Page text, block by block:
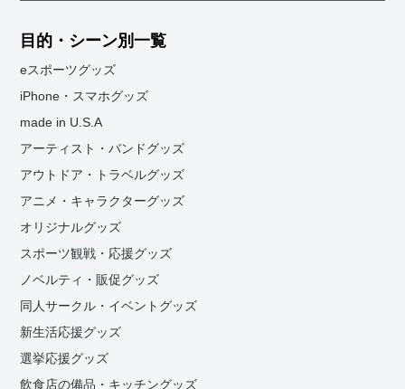
目的・シーン別一覧
eスポーツグッズ
iPhone・スマホグッズ
made in U.S.A
アーティスト・バンドグッズ
アウトドア・トラベルグッズ
アニメ・キャラクターグッズ
オリジナルグッズ
スポーツ観戦・応援グッズ
ノベルティ・販促グッズ
同人サークル・イベントグッズ
新生活応援グッズ
選挙応援グッズ
飲食店の備品・キッチングッズ